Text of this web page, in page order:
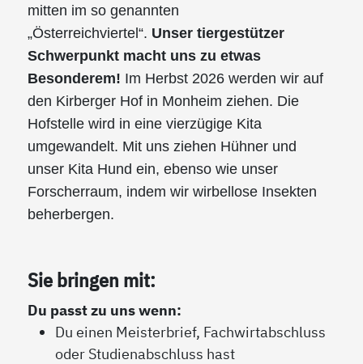
mitten im so genannten
„Österreichviertel“. Unser tiergestützer
Schwerpunkt macht uns zu etwas
Besonderem! Im Herbst 2026 werden wir auf
den Kirberger Hof in Monheim ziehen. Die
Hofstelle wird in eine vierzügige Kita
umgewandelt. Mit uns ziehen Hühner und
unser Kita Hund ein, ebenso wie unser
Forscherraum, indem wir wirbellose Insekten
beherbergen.
Sie bringen mit:
Du passt zu uns wenn:
Du einen Meisterbrief, Fachwirtabschluss
oder Studienabschluss hast